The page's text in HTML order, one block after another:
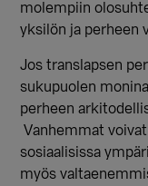
molempiin
yksilön ja perheen
Jos translapsen
sukupuolen
perheen
Vanhemmat
sosiaalisissa
myös